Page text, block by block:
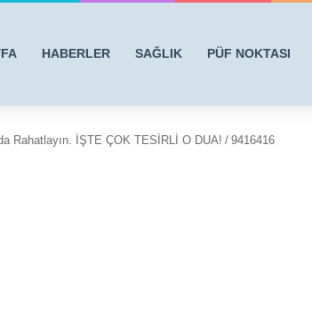
HABERLER SAĞLIK PÜF NOKTASI
Rahatlayın. İŞTE ÇOK TESİRLİ O DUA! / 9416416